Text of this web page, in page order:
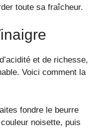
toute sa fraîcheur.
et de richesse,
Voici comment la
fondre le beurre
noisette, puis